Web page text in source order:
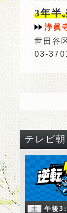
3年半
浄眞
世田谷
03-
テレビ
土 午後